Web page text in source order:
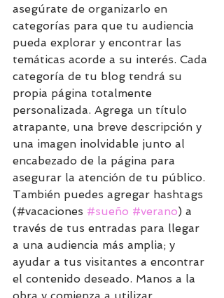
asegúrate de organizarlo en
categorías para que tu audiencia
pueda explorar y encontrar las
temáticas acorde a su interés. Cada
categoría de tu blog tendrá su
propia página totalmente
personalizada. Agrega un título
atrapante, una breve descripción y
una imagen inolvidable junto al
encabezado de la página para
asegurar la atención de tu público.
También puedes agregar hashtags
(#vacaciones #sueño #verano) a
través de tus entradas para llegar
a una audiencia más amplia; y
ayudar a tus visitantes a encontrar
el contenido deseado. Manos a la